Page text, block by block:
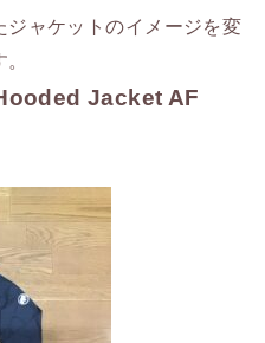
ジャケットのイメージを変
Jacket AF